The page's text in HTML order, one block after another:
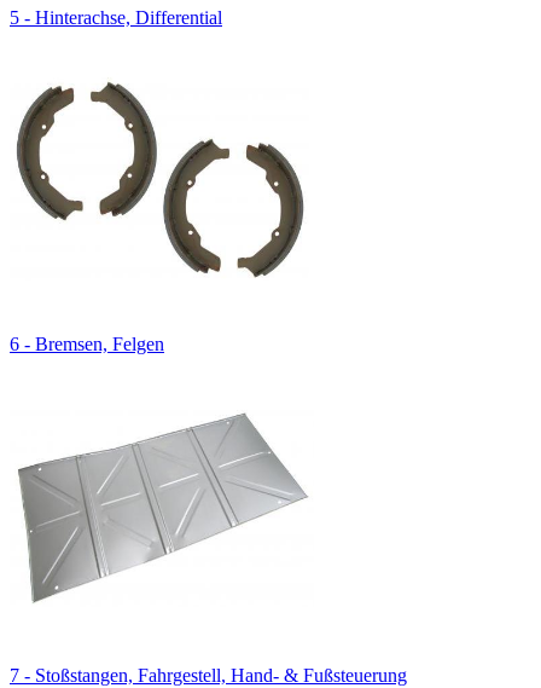
5 - Hinterachse, Differential
6 - Bremsen, Felgen
7 - Stoßstangen, Fahrgestell, Hand- & Fußsteuerung